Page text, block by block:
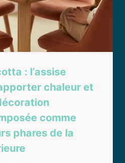
: l’assise
chaleur et
comme
phares de la